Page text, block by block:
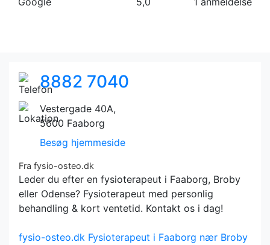
8882 7040
Vestergade 40A,
5600 Faaborg
Besøg hjemmeside
Fra fysio-osteo.dk
Leder du efter en fysioterapeut i Faaborg, Broby
eller Odense? Fysioterapeut med personlig
behandling & kort ventetid. Kontakt os i dag!
fysio-osteo.dk Fysioterapeut i Faaborg nær Broby